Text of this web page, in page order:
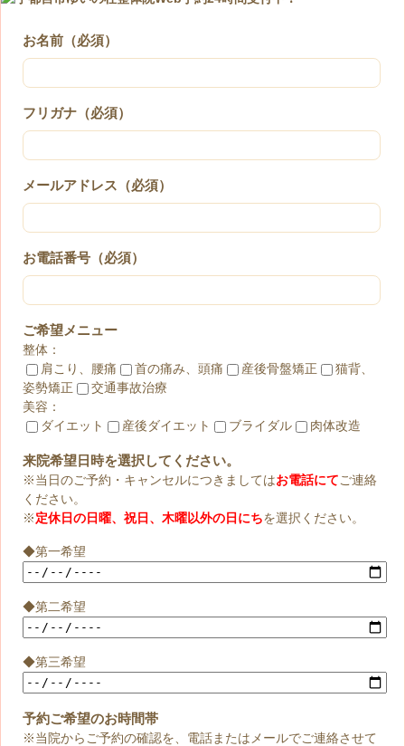
お名前（必須）
フリガナ（必須）
メールアドレス（必須）
お電話番号（必須）
ご希望メニュー
整体：
肩こり、腰痛
首の痛み、頭痛 産後骨盤矯正
猫背、
姿勢矯正
交通事故治療
美容：
ダイエット
産後ダイエット ブライダル 肉体改造
来院希望日時を選択してください。
※当日のご予約・キャンセルにつきましてはお電話にてご連絡
ください。
※定休日の日曜、祝日、木曜以外の日にちを選択ください。
◆第一希望
◆第二希望
◆第三希望
予約ご希望のお時間帯
※当院からご予約の確認を、電話またはメールでご連絡させて